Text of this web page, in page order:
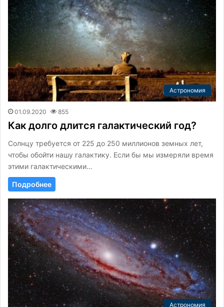
Астрономия
01.09.2020 855
Как долго длится галактический год?
Солнцу требуется от 225 до 250 миллионов земных лет,
чтобы обойти нашу галактику. Если бы мы измеряли время
этими галактическими…
Подробнее
Астрономия